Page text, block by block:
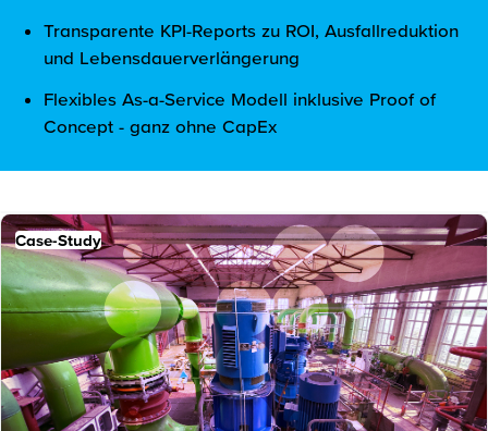
Transparente KPI-Reports zu ROI, Ausfallreduktion
und Lebensdauerverlängerung
Flexibles As-a-Service Modell inklusive Proof of
Concept - ganz ohne CapEx
Case-Study